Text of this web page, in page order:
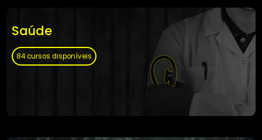
Presencial
1 cursos disponíveis